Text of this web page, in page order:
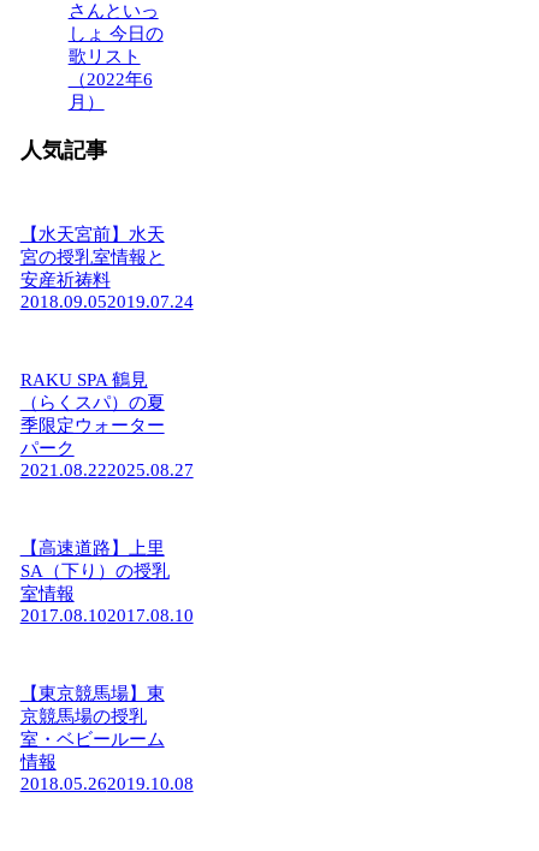
さんといっ
しょ 今日の
歌リスト
（2022年6
月）
人気記事
【水天宮前】水天
宮の授乳室情報と
安産祈祷料
2018.09.052019.07.24
RAKU SPA 鶴見
（らくスパ）の夏
季限定ウォーター
パーク
2021.08.222025.08.27
【高速道路】上里
SA（下り）の授乳
室情報
2017.08.102017.08.10
【東京競馬場】東
京競馬場の授乳
室・ベビールーム
情報
2018.05.262019.10.08